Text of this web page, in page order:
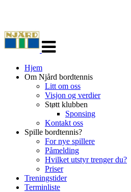
navigasjon
Hjem
Om Njård bordtennis
Litt om oss
Visjon og verdier
Støtt klubben
Sponsing
Kontakt oss
Spille bordtennis?
For nye spillere
Påmelding
Hvilket utstyr trenger du?
Priser
Treningstider
Terminliste